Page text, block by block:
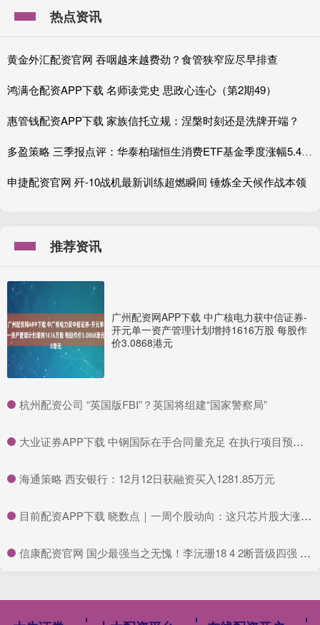
热点资讯
黄金外汇配资官网 吞咽越来越费劲？食管狭窄应尽早排查
鸿满仓配资APP下载 名师读党史 思政心连心（第2期49）
惠管钱配资APP下载 家族信托立规：涅槃时刻还是洗牌开端？
多盈策略 三季报点评：华泰柏瑞恒生消费ETF基金季度涨幅5.40%
申捷配资官网 歼-10战机最新训练超燃瞬间 锤炼全天候作战本领
推荐资讯
广州配资网APP下载 中广核电力获中信证券-
开元单一资产管理计划增持1616万股 每股作
价3.0868港元
​杭州配资公司 “英国版FBI”？英国将组建“国家警察局”
​大业证券APP下载 中钢国际在手合同量充足 在执行项目预计总收入约294.55亿元
​海通策略 西安银行：12月12日获融资买入1281.85万元
​目前配资APP下载 晓数点｜一周个股动向：这只芯片股大涨 阳光电源获杠杆资金青睐
​信康配资官网 国少最强当之无愧！李沅珊18 4 2断晋级四强 入选最佳阵容稳了